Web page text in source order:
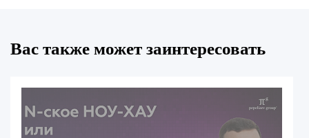
Вас также может заинтересовать